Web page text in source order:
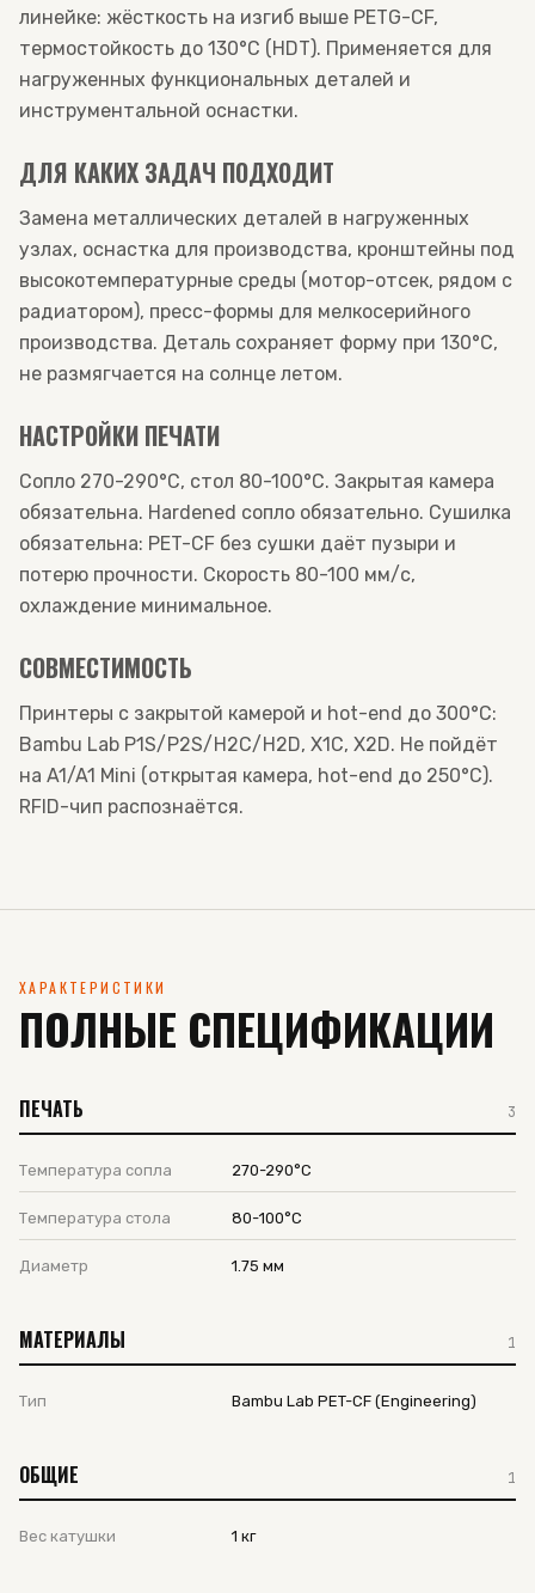
линейке: жёсткость на изгиб выше PETG-CF,
термостойкость до 130°C (HDT). Применяется для
нагруженных функциональных деталей и
инструментальной оснастки.
ДЛЯ КАКИХ ЗАДАЧ ПОДХОДИТ
Замена металлических деталей в нагруженных
узлах, оснастка для производства, кронштейны под
высокотемпературные среды (мотор-отсек, рядом с
радиатором), пресс-формы для мелкосерийного
производства. Деталь сохраняет форму при 130°C,
не размягчается на солнце летом.
НАСТРОЙКИ ПЕЧАТИ
Сопло 270-290°C, стол 80-100°C. Закрытая камера
обязательна. Hardened сопло обязательно. Сушилка
обязательна: PET-CF без сушки даёт пузыри и
потерю прочности. Скорость 80-100 мм/с,
охлаждение минимальное.
СОВМЕСТИМОСТЬ
Принтеры с закрытой камерой и hot-end до 300°C:
Bambu Lab P1S/P2S/H2C/H2D, X1C, X2D. Не пойдёт
на A1/A1 Mini (открытая камера, hot-end до 250°C).
RFID-чип распознаётся.
ХАРАКТЕРИСТИКИ
ПОЛНЫЕ СПЕЦИФИКАЦИИ
ПЕЧАТЬ 3
Температура сопла 270-290°C
Температура стола 80-100°C
Диаметр 1.75 мм
МАТЕРИАЛЫ 1
Тип Bambu Lab PET-CF (Engineering)
ОБЩИЕ 1
Вес катушки 1 кг